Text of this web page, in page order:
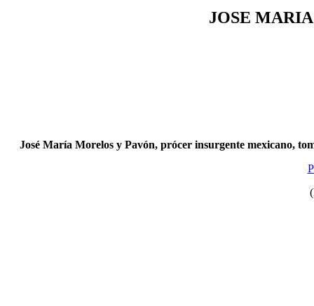
JOSE
José María Morelos y Pavón, prócer insurgente mexicano,